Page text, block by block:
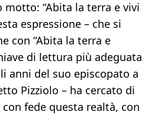
“Abita la terra e vivi
espressione – che si
con “Abita la terra e
di lettura più adeguata
anni del suo episcopato a
Pizziolo – ha cercato di
fede questa realtà, con